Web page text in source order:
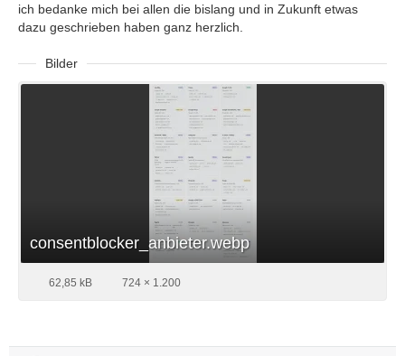
ich bedanke mich bei allen die bislang und in Zukunft etwas
dazu geschrieben haben ganz herzlich.
Bilder
consentblocker_anbieter.webp
62,85 kB 724 × 1.200